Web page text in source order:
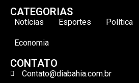
CATEGORIAS
Notícias Esportes Política
Economia
CONTATO
Contato@diabahia.com.br